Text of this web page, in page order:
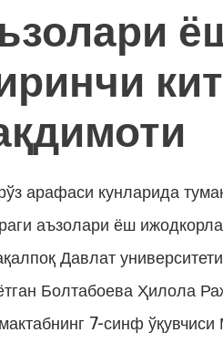
арафаси кунларида
аъзолари ёш
Давлат
Болтабоева Ҳилола
7-синф